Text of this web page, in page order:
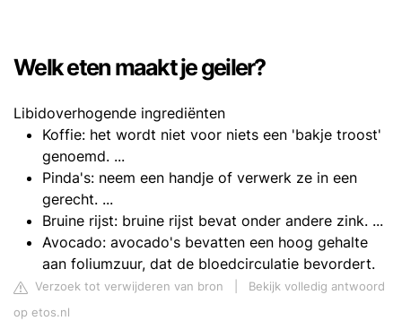
Welk eten maakt je geiler?
Libidoverhogende ingrediënten
Koffie: het wordt niet voor niets een 'bakje troost'
genoemd. ...
Pinda's: neem een handje of verwerk ze in een
gerecht. ...
Bruine rijst: bruine rijst bevat onder andere zink. ...
Avocado: avocado's bevatten een hoog gehalte
aan foliumzuur, dat de bloedcirculatie bevordert.
Verzoek tot verwijderen van bron
Bekijk volledig antwoord
op etos.nl